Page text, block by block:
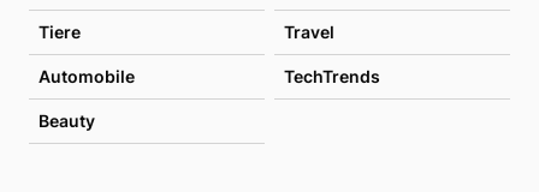
Tiere Travel
Automobile TechTrends
Beauty